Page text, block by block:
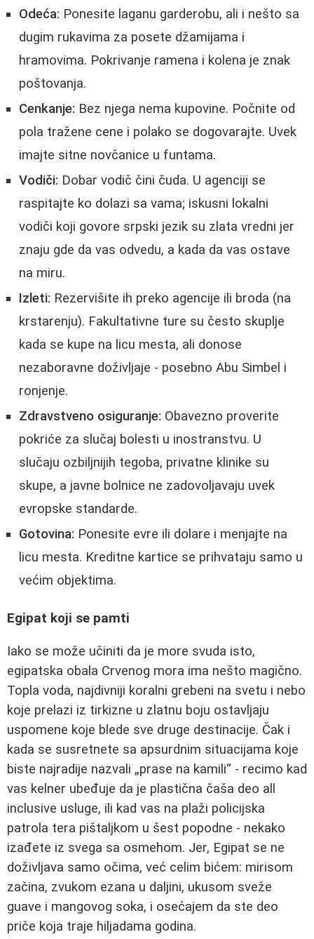
Odeća: Ponesite laganu garderobu, ali i nešto sa
dugim rukavima za posete džamijama i
hramovima. Pokrivanje ramena i kolena je znak
poštovanja.
Cenkanje: Bez njega nema kupovine. Počnite od
pola tražene cene i polako se dogovarajte. Uvek
imajte sitne novčanice u funtama.
Vodiči: Dobar vodič čini čuda. U agenciji se
raspitajte ko dolazi sa vama; iskusni lokalni
vodiči koji govore srpski jezik su zlata vredni jer
znaju gde da vas odvedu, a kada da vas ostave
na miru.
Izleti: Rezervišite ih preko agencije ili broda (na
krstarenju). Fakultativne ture su često skuplje
kada se kupe na licu mesta, ali donose
nezaboravne doživljaje - posebno Abu Simbel i
ronjenje.
Zdravstveno osiguranje: Obavezno proverite
pokriće za slučaj bolesti u inostranstvu. U
slučaju ozbiljnijih tegoba, privatne klinike su
skupe, a javne bolnice ne zadovoljavaju uvek
evropske standarde.
Gotovina: Ponesite evre ili dolare i menjajte na
licu mesta. Kreditne kartice se prihvataju samo u
većim objektima.
Egipat koji se pamti
Iako se može učiniti da je more svuda isto,
egipatska obala Crvenog mora ima nešto magično.
Topla voda, najdivniji koralni grebeni na svetu i nebo
koje prelazi iz tirkizne u zlatnu boju ostavljaju
uspomene koje blede sve druge destinacije. Čak i
kada se susretnete sa apsurdnim situacijama koje
biste najradije nazvali „prase na kamili“ - recimo kad
vas kelner ubeđuje da je plastična čaša deo all
inclusive usluge, ili kad vas na plaži policijska
patrola tera pištaljkom u šest popodne - nekako
izađete iz svega sa osmehom. Jer, Egipat se ne
doživljava samo očima, već celim bićem: mirisom
začina, zvukom ezana u daljini, ukusom sveže
guave i mangovog soka, i osećajem da ste deo
priče koja traje hiljadama godina.